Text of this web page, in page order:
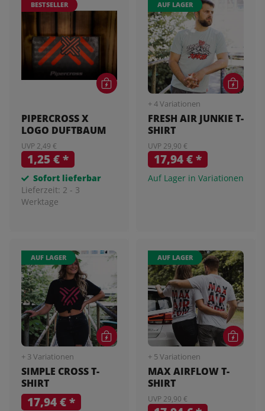
BESTSELLER
PIPERCROSS X
LOGO DUFTBAUM
UVP 2,49 €
1,25 €*
Sofort lieferbar
Lieferzeit: 2 - 3
Werktage
AUF LAGER
+ 4 Variationen
FRESH AIR JUNKIE T-
SHIRT
UVP 29,90 €
17,94 €*
Auf Lager in Variationen
AUF LAGER
+ 3 Variationen
SIMPLE CROSS T-
SHIRT
17,94 €*
AUF LAGER
+ 5 Variationen
MAX AIRFLOW T-
SHIRT
UVP 29,90 €